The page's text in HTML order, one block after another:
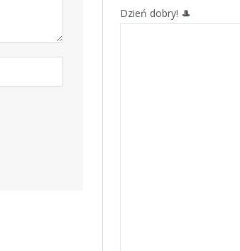
Dzień dobry! 🎩